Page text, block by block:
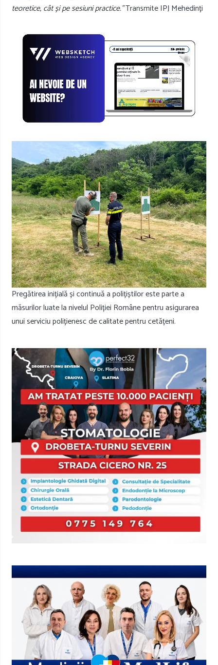
teoretice, cât și pe sesiuni practice.”Transmite IPJ Mehedinți
Pregătirea inițială și continuă a polițiștilor este parte a
măsurilor luate la nivelul Poliției Române pentru asigurarea
unui serviciu polițienesc de calitate pentru cetățeni.